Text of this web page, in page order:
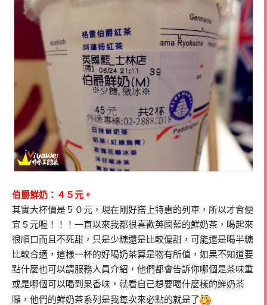
伯爵鮮奶：４５元。
其實大杯價是５０元，現在剛好搭上特惠的列車，所以才會便
宜５元喔！！！一直以來我都很喜歡英國藍的鮮奶茶，喝起來
很順口而且不死甜，只是少糖還是比較偏甜，可能還是喝半糖
比較合適，這樣一杯的好喝奶茶算是物有所值，如果不知道要
點什麼也可以請服務人員介紹，他們都會告訴你哪個是茶味重
或是哪個可以喝到果香味，就看自己想要喝什麼樣的鮮奶茶
囉，他們的鮮奶茶系列是我每次來必點的就是了